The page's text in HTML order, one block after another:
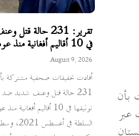
تقرير: 231 حالة
في 10 أقاليم أفغانية منذ عودة طالبان
August 9, 2026
أفادت تحقيقات صحفية مشتركة
231 حالة قتل وعنف شديد
توثيقها في 10 أقاليم
السلطة في
بأن
عبر